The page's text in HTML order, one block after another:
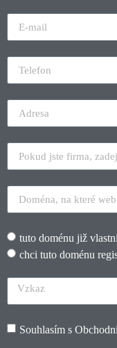
tuto doménu již
chci tuto doménu
Souhlasím s